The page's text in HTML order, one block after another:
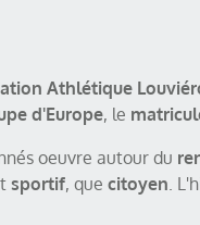
Athlétique
d'Europe, le
oeuvre autour du
sportif, quecitoyen .